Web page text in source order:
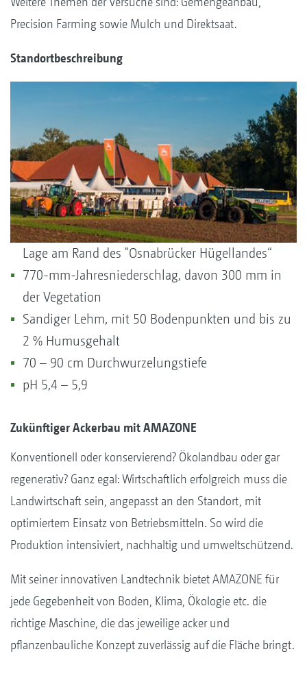
Precision Farming sowie Mulch und Direktsaat.
Standortbeschreibung
Lage am Rand des "Osnabrücker Hügellandes“
770-mm-Jahresniederschlag, davon 300 mm in
der Vegetation
Sandiger Lehm, mit 50 Bodenpunkten und bis zu
2 % Humusgehalt
70 – 90 cm Durchwurzelungstiefe
pH 5,4 – 5,9
Zukünftiger Ackerbau mit AMAZONE
Konventionell oder konservierend? Ökolandbau oder gar
regenerativ? Ganz egal: Wirtschaftlich erfolgreich muss die
Landwirtschaft sein, angepasst an den Standort, mit
optimiertem Einsatz von Betriebsmitteln. So wird die
Produktion intensiviert, nachhaltig und umweltschützend.
Mit seiner innovativen Landtechnik bietet AMAZONE für
jede Gegebenheit von Boden, Klima, Ökologie etc. die
richtige Maschine, die das jeweilige acker und
pflanzenbauliche Konzept zuverlässig auf die Fläche bringt.